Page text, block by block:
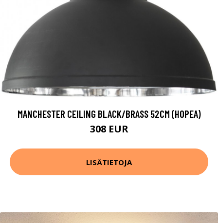
MANCHESTER CEILING BLACK/BRASS 52CM (HOPEA)
308 EUR
LISÄTIETOJA